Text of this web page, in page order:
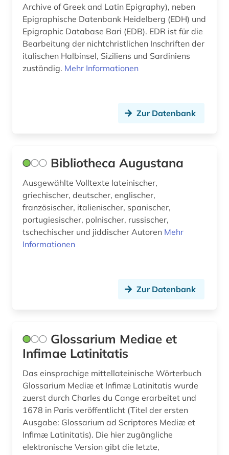
Archive of Greek and Latin Epigraphy), neben
Epigraphische Datenbank Heidelberg (EDH) und
Epigraphic Database Bari (EDB). EDR ist für die
Bearbeitung der nichtchristlichen In­schriften der
italischen Halbinsel, Siziliens und Sardiniens
zuständig. Mehr Informationen
Zur Datenbank
Bibliotheca Augustana
Ausgewählte Volltexte lateinischer,
griechischer, deutscher, englischer,
französischer, italienischer, spanischer,
portugiesischer, polnischer, russischer,
tschechischer und jiddischer Autoren Mehr
Informationen
Zur Datenbank
Glossarium Mediae et
Infimae Latinitatis
Das einsprachige mittellateinische Wörterbuch
Glossarium Mediæ et Infimæ Latinitatis wurde
zuerst durch Charles du Cange erarbeitet und
1678 in Paris veröffentlicht (Titel der ersten
Ausgabe: Glossarium ad Scriptores Mediæ et
Infimæ Latinitatis). Die hier zugängliche
elektronische Version gibt die letzte,